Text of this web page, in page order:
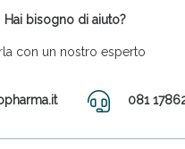
Hai bisogno di aiuto?
con un nostro esperto
081